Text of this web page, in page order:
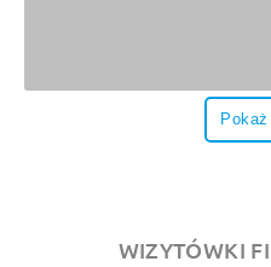
WIZYTÓWKI